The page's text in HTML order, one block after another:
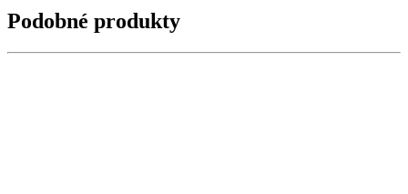
Podobné produkty